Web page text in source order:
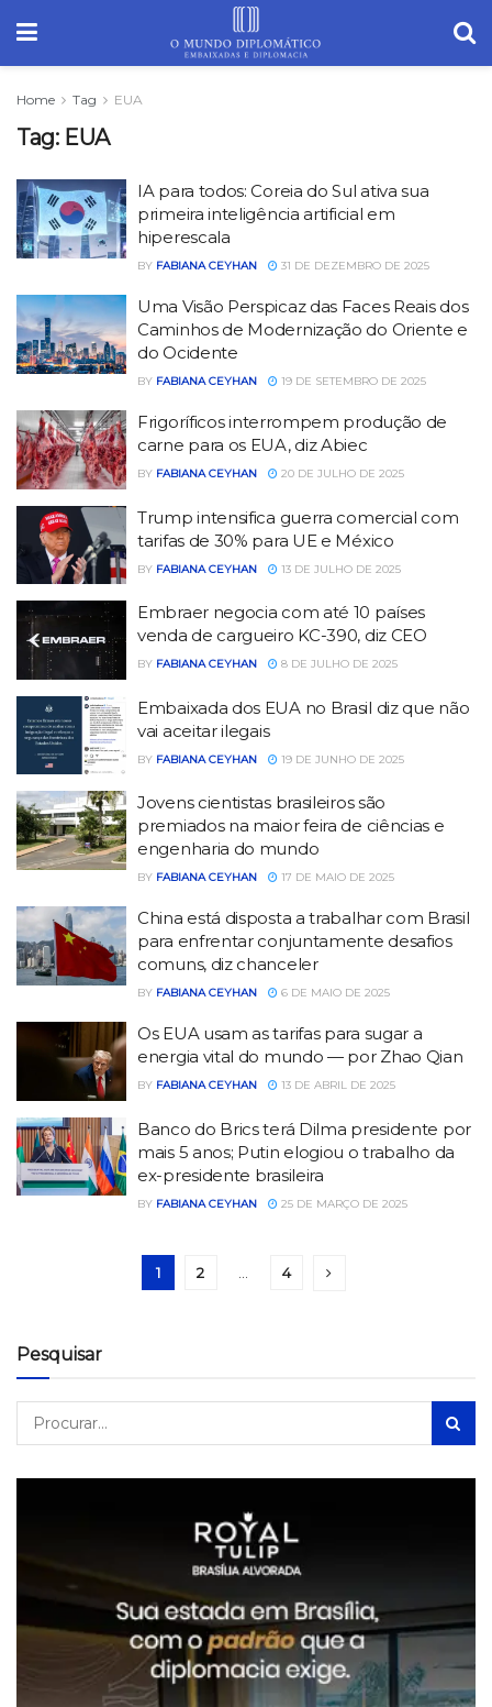
Home Tag EUA
Tag: EUA
IA para todos: Coreia do Sul ativa sua
primeira inteligência artificial em
hiperescala
BY FABIANA CEYHAN 31 DE DEZEMBRO DE 2025
Uma Visão Perspicaz das Faces Reais dos
Caminhos de Modernização do Oriente e
do Ocidente
BY FABIANA CEYHAN 19 DE SETEMBRO DE 2025
Frigoríficos interrompem produção de
carne para os EUA, diz Abiec
BY FABIANA CEYHAN 20 DE JULHO DE 2025
Trump intensifica guerra comercial com
tarifas de 30% para UE e México
BY FABIANA CEYHAN 13 DE JULHO DE 2025
Embraer negocia com até 10 países
venda de cargueiro KC-390, diz CEO
BY FABIANA CEYHAN 8 DE JULHO DE 2025
Embaixada dos EUA no Brasil diz que não
vai aceitar ilegais
BY FABIANA CEYHAN 19 DE JUNHO DE 2025
Jovens cientistas brasileiros são
premiados na maior feira de ciências e
engenharia do mundo
BY FABIANA CEYHAN 17 DE MAIO DE 2025
China está disposta a trabalhar com Brasil
para enfrentar conjuntamente desafios
comuns, diz chanceler
BY FABIANA CEYHAN 6 DE MAIO DE 2025
Os EUA usam as tarifas para sugar a
energia vital do mundo — por Zhao Qian
BY FABIANA CEYHAN 13 DE ABRIL DE 2025
Banco do Brics terá Dilma presidente por
mais 5 anos; Putin elogiou o trabalho da
ex-presidente brasileira
BY FABIANA CEYHAN 25 DE MARÇO DE 2025
1 2 4
Pesquisar